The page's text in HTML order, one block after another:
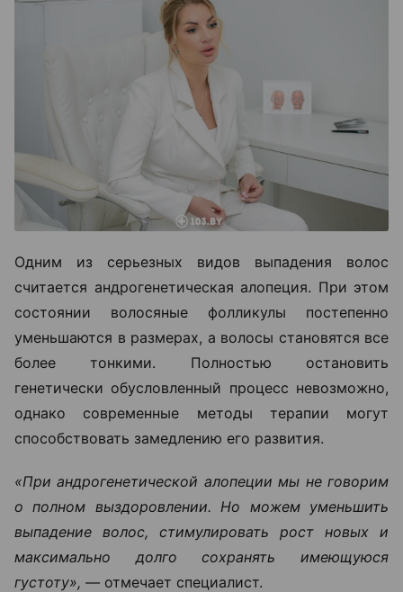
Одним из серьезных видов выпадения волос
считается андрогенетическая алопеция. При этом
состоянии волосяные фолликулы постепенно
уменьшаются в размерах, а волосы становятся все
более тонкими. Полностью остановить
генетически обусловленный процесс невозможно,
однако современные методы терапии могут
способствовать замедлению его развития.
«При андрогенетической алопеции мы не говорим
о полном выздоровлении. Но можем уменьшить
выпадение волос, стимулировать рост новых и
максимально долго сохранять имеющуюся
густоту», — отмечает специалист.